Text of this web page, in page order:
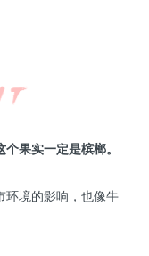
果实一定是槟榔。
环境的影响，也像牛